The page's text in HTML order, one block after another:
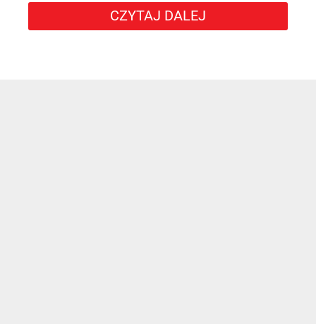
CZYTAJ DALEJ